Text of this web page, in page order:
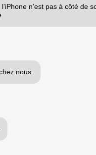
n’est pas à côté de
nous.